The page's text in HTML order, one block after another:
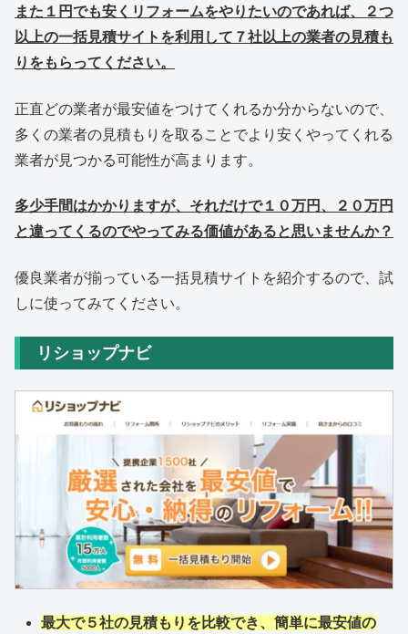
また１円でも安くリフォームをやりたいのであれば、２つ
以上の一括見積サイトを利用して７社以上の業者の見積も
りをもらってください。
正直どの業者が最安値をつけてくれるか分からないので、
多くの業者の見積もりを取ることでより安くやってくれる
業者が見つかる可能性が高まります。
多少手間はかかりますが、それだけで１０万円、２０万円
と違ってくるのでやってみる価値があると思いませんか？
優良業者が揃っている一括見積サイトを紹介するので、試
しに使ってみてください。
リショップナビ
最大で５社の見積もりを比較でき、簡単に最安値の